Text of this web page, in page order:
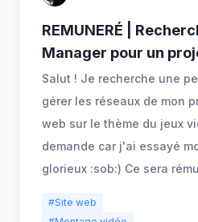
REMUNERÉ |
Manager pour un
Salut ! Je recherche une
gérer les réseaux de mon
web sur le thème du jeux
demande car j'ai essayé
glorieux :sob:) Ce sera
#Site web